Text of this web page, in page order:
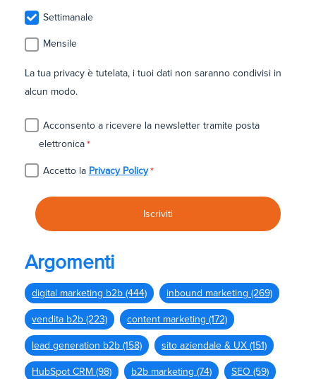
Settimanale
Mensile
La tua privacy è tutelata, i tuoi dati non saranno condivisi in
alcun modo.
Acconsento a ricevere la newsletter tramite posta
elettronica*
Accetto la Privacy Policy *
Argomenti
digital marketing b2b (444) inbound marketing (269)
vendita b2b (223) content marketing (172)
lead generation b2b (158) sito aziendale & UX (151)
HubSpot CRM (98) b2b marketing (74) SEO (59)